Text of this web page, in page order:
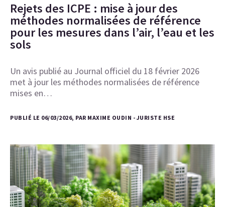
Rejets des ICPE : mise à jour des
méthodes normalisées de référence
pour les mesures dans l’air, l’eau et les
sols
Un avis publié au Journal officiel du 18 février 2026
met à jour les méthodes normalisées de référence
mises en…
PUBLIÉ LE 06/03/2026, PAR MAXIME OUDIN - JURISTE HSE